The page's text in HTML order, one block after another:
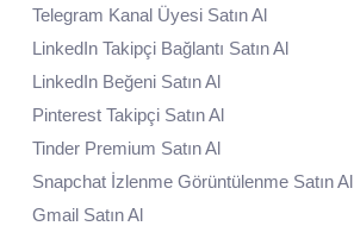
Telegram Kanal Üyesi Satın Al
LinkedIn Takipçi Bağlantı Satın Al
LinkedIn Beğeni Satın Al
Pinterest Takipçi Satın Al
Tinder Premium Satın Al
Snapchat İzlenme Görüntülenme Satın Al
Gmail Satın Al